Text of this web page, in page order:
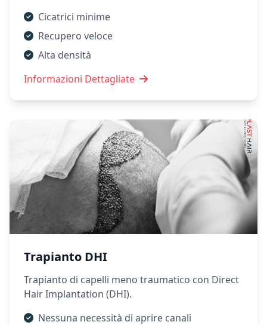
Cicatrici minime
Recupero veloce
Alta densità
Informazioni Dettagliate
Trapianto DHI
Trapianto di capelli meno traumatico con Direct
Hair Implantation (DHI).
Nessuna necessità di aprire canali